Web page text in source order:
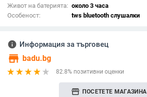
Живот на батерията: около 3 часа
Особеност:
tws bluetooth слушалки
info Информация за търговец
store badu.bg
82.8% позитивни оценки
storefront ПОСЕТЕТЕ МАГАЗИНА